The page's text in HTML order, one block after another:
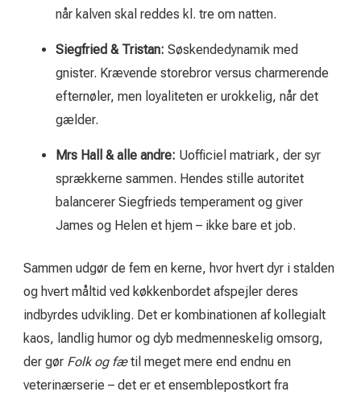
når kalven skal reddes kl. tre om natten.
Siegfried & Tristan: Søskendedynamik med
gnister. Krævende storebror versus charmerende
efternøler, men loyaliteten er urokkelig, når det
gælder.
Mrs Hall & alle andre: Uofficiel matriark, der syr
sprækkerne sammen. Hendes stille autoritet
balancerer Siegfrieds temperament og giver
James og Helen et hjem – ikke bare et job.
Sammen udgør de fem en kerne, hvor hvert dyr i stalden
og hvert måltid ved køkkenbordet afspejler deres
indbyrdes udvikling. Det er kombinationen af kollegialt
kaos, landlig humor og dyb medmenneskelig omsorg,
der gør Folk og fætil meget mere end endnu en
veterinærserie – det er et ensemble­postkort fra